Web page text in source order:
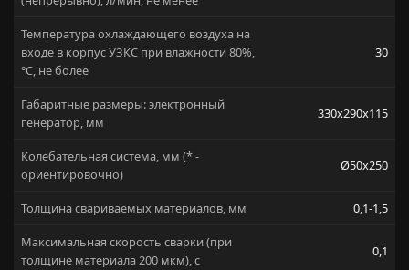
Температура охлаждающего воздуха на
входе в корпус УЗКС при влажности 80%,
°C, не более
30
Габаритные размеры: электронный
генератор, мм
330х290х115
Колебательная система, мм (* -
ориентировочно)
Ø50х250
Толщина свариваемых материалов, мм 0,1-1,5
Максимальная скорость сварки (при
толщине материала 200 мкм), с
0,1